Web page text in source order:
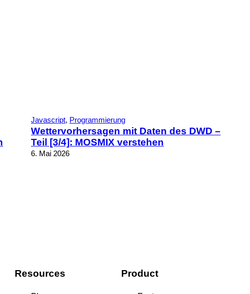
Javascript, Programmierung
Wettervorhersagen mit Daten des DWD –
Teil [3/4]: MOSMIX verstehen
6. Mai 2026
Resources Product